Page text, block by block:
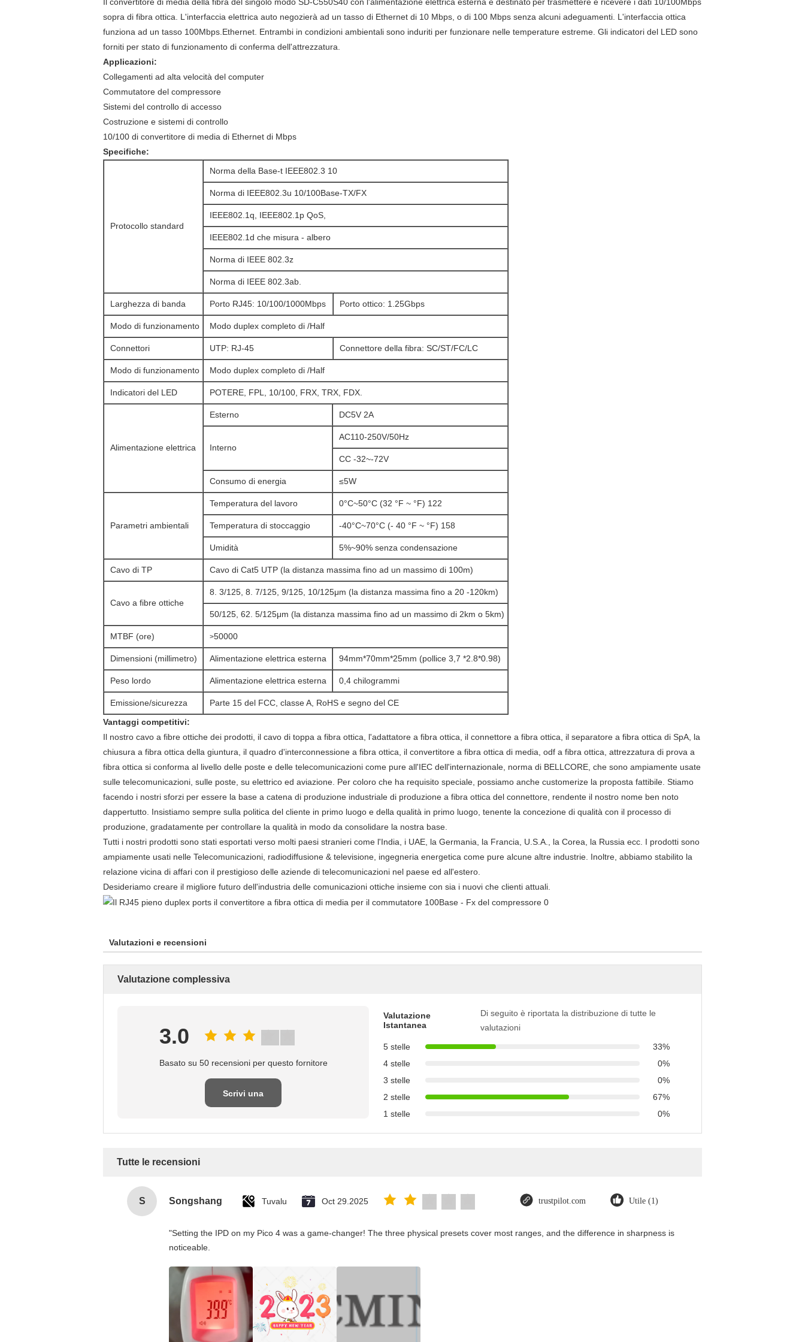
sopra di fibra ottica. L'interfaccia elettrica auto negozierà ad un tasso di Ethernet di 10 Mbps, o di 100 Mbps senza alcuni adeguamenti. L'interfaccia ottica
funziona ad un tasso 100Mbps.Ethernet. Entrambi in condizioni ambientali sono induriti per funzionare nelle temperature estreme. Gli indicatori del LED sono
forniti per stato di funzionamento di conferma dell'attrezzatura.
Applicazioni:
Collegamenti ad alta velocità del computer
Commutatore del compressore
Sistemi del controllo di accesso
Costruzione e sistemi di controllo
10/100 di convertitore di media di Ethernet di Mbps
Specifiche:
Protocollo standard
Norma della Base-t IEEE802.3 10
Norma di IEEE802.3u 10/100Base-TX/FX
IEEE802.1q, IEEE802.1p QoS,
IEEE802.1d che misura - albero
Norma di IEEE 802.3z
Norma di IEEE 802.3ab.
Larghezza di banda Porto RJ45: 10/100/1000Mbps Porto ottico: 1.25Gbps
Modo di funzionamento Modo duplex completo di /Half
Connettori UTP: RJ-45 Connettore della fibra: SC/ST/FC/LC
Modo di funzionamento Modo duplex completo di /Half
Indicatori del LED POTERE, FPL, 10/100, FRX, TRX, FDX.
Alimentazione elettrica
Esterno DC5V 2A
Interno
AC110-250V/50Hz
CC -32~-72V
Consumo di energia ≤5W
Parametri ambientali
Temperatura del lavoro 0°C~50°C (32 °F ~ °F) 122
Temperatura di stoccaggio -40°C~70°C (- 40 °F ~ °F) 158
Umidità 5%~90% senza condensazione
Cavo di TP Cavo di Cat5 UTP (la distanza massima fino ad un massimo di 100m)
Cavo a fibre ottiche
8. 3/125, 8. 7/125, 9/125, 10/125μm (la distanza massima fino a 20 -120km)
50/125, 62. 5/125μm (la distanza massima fino ad un massimo di 2km o 5km)
MTBF (ore) >50000
Dimensioni (millimetro) Alimentazione elettrica esterna 94mm*70mm*25mm (pollice 3,7 *2.8*0.98)
Peso lordo Alimentazione elettrica esterna 0,4 chilogrammi
Emissione/sicurezza
Parte 15 del FCC, classe A, RoHS e segno del CE
Vantaggi competitivi:
Il nostro cavo a fibre ottiche dei prodotti, il cavo di toppa a fibra ottica, l'adattatore a fibra ottica, il connettore a fibra ottica, il separatore a fibra ottica di SpA, la
chiusura a fibra ottica della giuntura, il quadro d'interconnessione a fibra ottica, il convertitore a fibra ottica di media, odf a fibra ottica, attrezzatura di prova a
fibra ottica si conforma al livello delle poste e delle telecomunicazioni come pure all'IEC dell'internazionale, norma di BELLCORE, che sono ampiamente usate
sulle telecomunicazioni, sulle poste, su elettrico ed aviazione. Per coloro che ha requisito speciale, possiamo anche customerize la proposta fattibile. Stiamo
facendo i nostri sforzi per essere la base a catena di produzione industriale di produzione a fibra ottica del connettore, rendente il nostro nome ben noto
dappertutto. Insistiamo sempre sulla politica del cliente in primo luogo e della qualità in primo luogo, tenente la concezione di qualità con il processo di
produzione, gradatamente per controllare la qualità in modo da consolidare la nostra base.
Tutti i nostri prodotti sono stati esportati verso molti paesi stranieri come l'India, i UAE, la Germania, la Francia, U.S.A., la Corea, la Russia ecc. I prodotti sono
ampiamente usati nelle Telecomunicazioni, radiodiffusione & televisione, ingegneria energetica come pure alcune altre industrie. Inoltre, abbiamo stabilito la
relazione vicina di affari con il prestigioso delle aziende di telecomunicazioni nel paese ed all'estero.
Desideriamo creare il migliore futuro dell'industria delle comunicazioni ottiche insieme con sia i nuovi che clienti attuali.
Valutazioni e recensioni
Valutazione complessiva
3.0
Basato su 50 recensioni per questo fornitore
Scrivi una
Valutazione
Istantanea
Di seguito è riportata la distribuzione di tutte le
valutazioni
5 stelle
33%
4 stelle
0%
3 stelle
0%
2 stelle
67%
1 stelle
0%
Tutte le recensioni
S Songshang Tuvalu Oct 29.2025 trustpilot.com Utile (1)
"Setting the IPD on my Pico 4 was a game-changer! The three physical presets cover most ranges, and the difference in sharpness is
noticeable.